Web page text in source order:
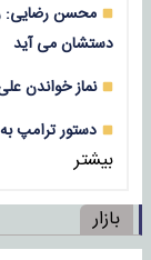
دستشان می آید
نماز خواندن
دستور ترامپ
بیشتر
بازار